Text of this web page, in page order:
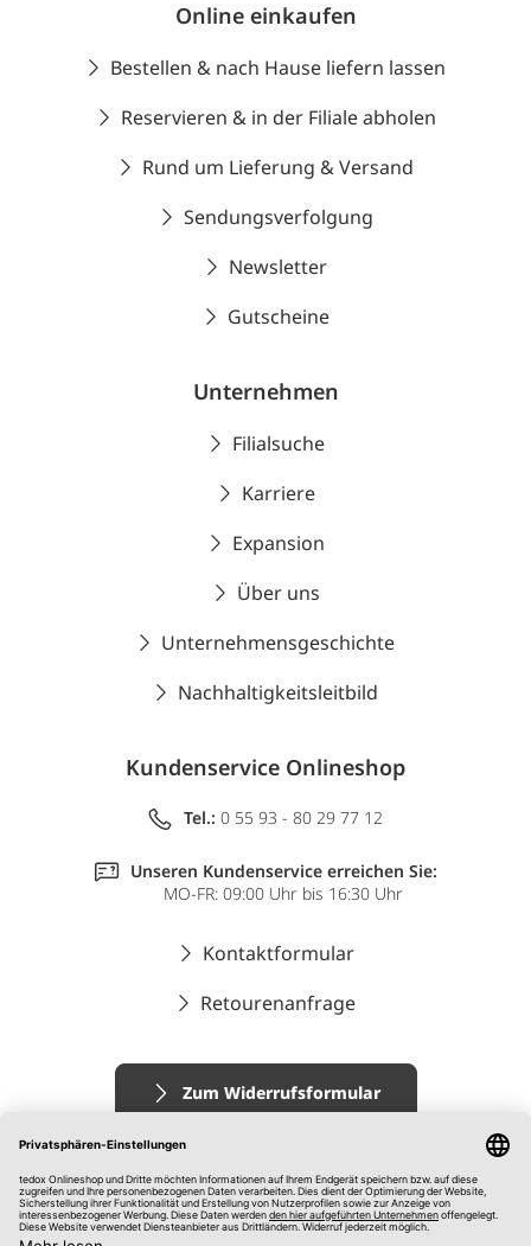
Online einkaufen
Bestellen & nach Hause liefern lassen
Reservieren & in der Filiale abholen
Rund um Lieferung & Versand
Sendungsverfolgung
Newsletter
Gutscheine
Unternehmen
Filialsuche
Karriere
Expansion
Über uns
Unternehmensgeschichte
Nachhaltigkeitsleitbild
Kundenservice Onlineshop
Tel.: 0 55 93 - 80 29 77 12
Unseren Kundenservice erreichen Sie:
MO-FR: 09:00 Uhr bis 16:30 Uhr
Kontaktformular
Retourenanfrage
Zum Widerrufsformular
Impressum
AGB